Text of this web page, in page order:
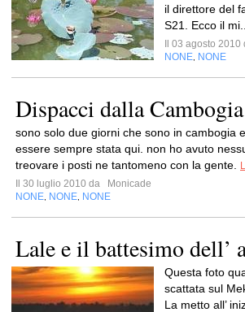
il direttore del
S21. Ecco il
Il 03 agosto 2010
NONE NONE
Dispacci dalla
sono solo due giorni che sono in cambogia
essere sempre stata qui. non ho avuto
treovare i posti ne tantomeno con la gente.
Il 30 luglio 2010 da
Monicade
NONE NONE NONE
Lale e il battesimo dell’
Questa foto
scattata sul
La metto all’